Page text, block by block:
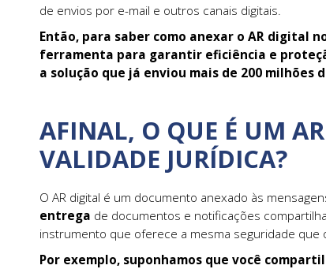
de envios por e-mail e outros canais digitais.
Então, para saber como anexar o AR digital
ferramenta para garantir eficiência e
a solução que já enviou mais de 200 milhões
AFINAL, O QUE É UM
VALIDADE JURÍDICA?
O AR digital é um documento anexado às
entrega de documentos e notificações
instrumento que oferece a mesma seguridade que
Por exemplo, suponhamos que você